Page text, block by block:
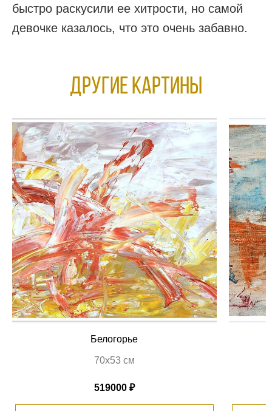
быстро раскусили ее хитрости, но самой
девочке казалось, что это очень забавно.
Другие КАРТИНЫ
Белогорье
70х53 см
519000 ₽